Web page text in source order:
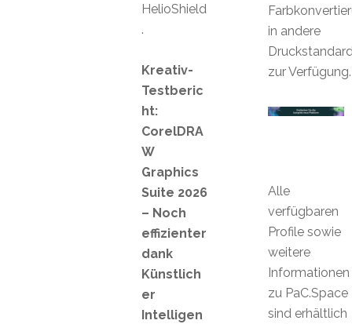
in andere
zur Verfügung.
Alle
verfügbaren
Profile sowie
weitere
Informationen
zu PaC.Space
sind erhältlich
HelioShield
.
Kreativ-
Testberic
ht:
CorelDRA
W
Graphics
Suite 2026
– Noch
effizienter
dank
Künstlich
er
Intelligen